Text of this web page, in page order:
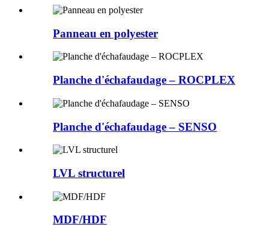
Panneau en polyester
Planche d'échafaudage – ROCPLEX
Planche d'échafaudage – SENSO
LVL structurel
MDF/HDF